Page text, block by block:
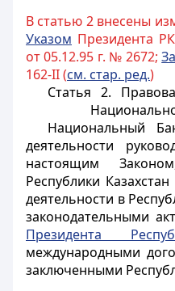
В статью 2 внесены
Указом Президента
от 05.12.95 г. № 2672;
162-II (см. стар. ред.)
Статья 2.
Национальный
деятельности
настоящим
Республики
деятельности в
законодательными
Президента
международными
заключенными